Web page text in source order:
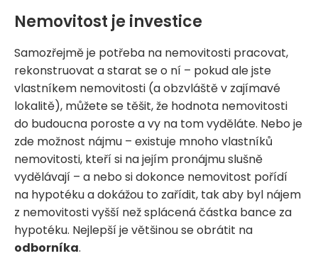
Nemovitost je investice
Samozřejmě je potřeba na nemovitosti pracovat,
rekonstruovat a starat se o ní – pokud ale jste
vlastníkem nemovitosti (a obzvláště v zajímavé
lokalitě), můžete se těšit, že hodnota nemovitosti
do budoucna poroste a vy na tom vyděláte. Nebo je
zde možnost nájmu – existuje mnoho vlastníků
nemovitosti, kteří si na jejím pronájmu slušně
vydělávají – a nebo si dokonce nemovitost pořídí
na hypotéku a dokážou to zařídit, tak aby byl nájem
z nemovitosti vyšší než splácená částka bance za
hypotéku. Nejlepší je většinou se obrátit na
odborníka.